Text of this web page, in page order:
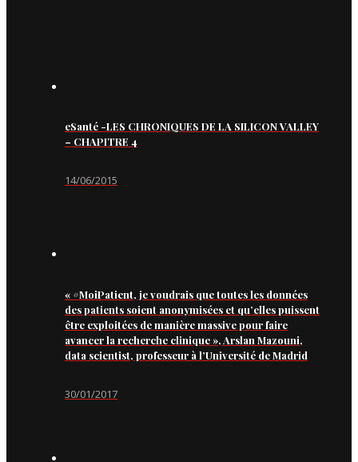
eSanté -LES CHRONIQUES DE LA SILICON VALLEY
– CHAPITRE 4
14/06/2015
« #MoiPatient, je voudrais que toutes les données
des patients soient anonymisées et qu’elles puissent
être exploitées de manière massive pour faire
avancer la recherche clinique », Arslan Mazouni,
data scientist, professeur à l’Université de Madrid
30/01/2017